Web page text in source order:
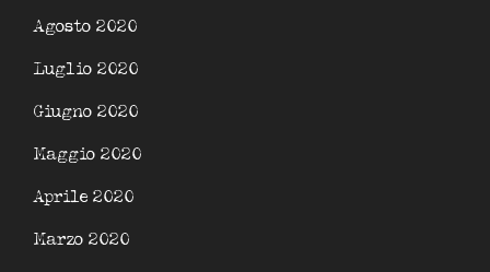
Agosto 2020
Luglio 2020
Giugno 2020
Maggio 2020
Aprile 2020
Marzo 2020